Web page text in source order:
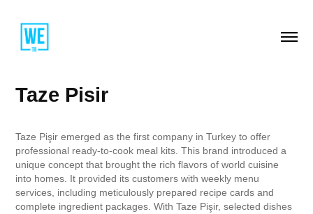
Taze Pisir
Taze Pişir emerged as the first company in Turkey to offer
professional ready-to-cook meal kits. This brand introduced a
unique concept that brought the rich flavors of world cuisine
into homes. It provided its customers with weekly menu
services, including meticulously prepared recipe cards and
complete ingredient packages. With Taze Pişir, selected dishes